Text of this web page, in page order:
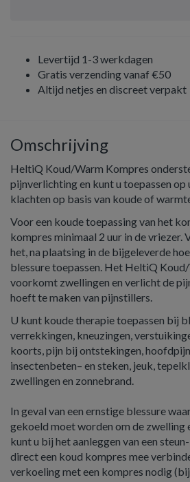
Levertijd 1-3 werkdagen
Gratis verzending vanaf €50
Altijd netjes en discreet verpakt
Omschrijving
HeltiQ Koud/Warm Kompres
pijnverlichting en kunt u toepassen op
klachten op basis van koude of
Voor een koude toepassing van het
kompres minimaal 2 uur in de vriezer.
het, na plaatsing in de bijgeleverde
blessure toepassen. Het HeltiQ
voorkomt zwellingen en verlicht de
hoeft te maken van pijnstillers.
U kunt koude therapie toepassen bij
verrekkingen, kneuzingen,
koorts, pijn bij ontstekingen,
insectenbeten– en steken, jeuk,
zwellingen en zonnebrand.
In geval van een ernstige blessure
gekoeld moet worden om de zwelling
kunt u bij het aanleggen van een
direct een koud kompres mee
verkoeling met een kompres nodig